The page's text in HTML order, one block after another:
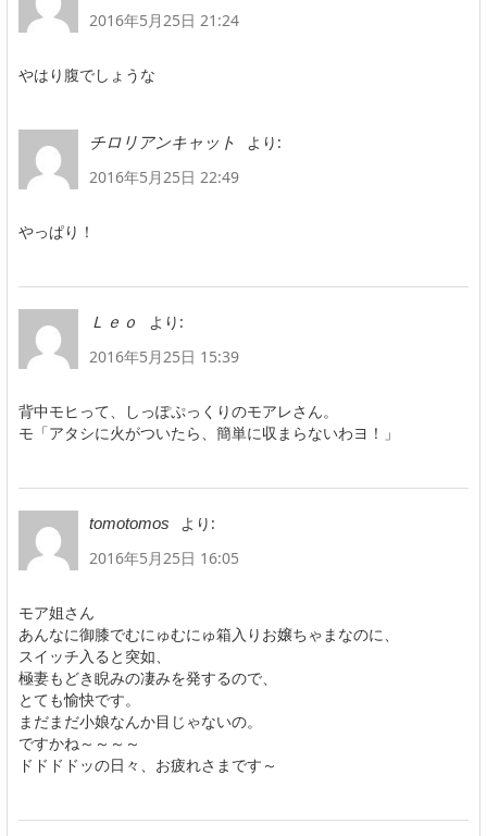
2016年5月25日 21:24
やはり腹でしょうな
チロリアンキャット
より:
2016年5月25日 22:49
やっぱり！
Ｌｅｏ
より:
2016年5月25日 15:39
背中モヒって、しっぽぷっくりのモアレさん。
モ「アタシに火がついたら、簡単に収まらないわヨ！」
tomotomos
より:
2016年5月25日 16:05
モア姐さん
あんなに御膝でむにゅむにゅ箱入りお嬢ちゃまなのに、
スイッチ入ると突如、
極妻もどき睨みの凄みを発するので、
とても愉快です。
まだまだ小娘なんか目じゃないの。
ですかね～～～～
ドドドドッの日々、お疲れさまです～